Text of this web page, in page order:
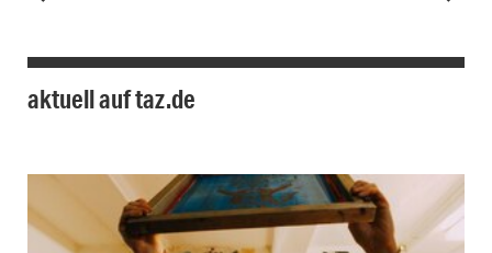
aktuell auf taz.de